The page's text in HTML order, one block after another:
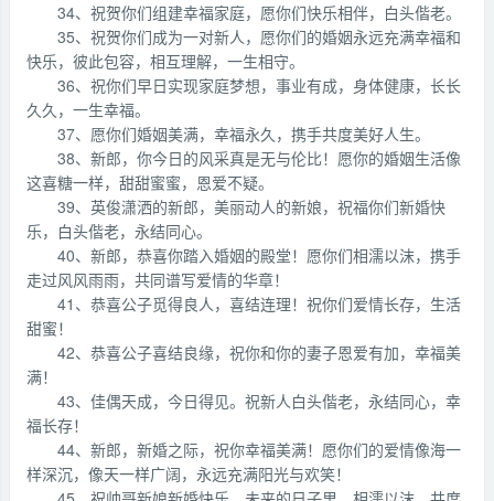
34、祝贺你们组建幸福家庭，愿你们快乐相伴，白头偕老。
35、祝贺你们成为一对新人，愿你们的婚姻永远充满幸福和
快乐，彼此包容，相互理解，一生相守。
36、祝你们早日实现家庭梦想，事业有成，身体健康，长长
久久，一生幸福。
37、愿你们婚姻美满，幸福永久，携手共度美好人生。
38、新郎，你今日的风采真是无与伦比！愿你的婚姻生活像
这喜糖一样，甜甜蜜蜜，恩爱不疑。
39、英俊潇洒的新郎，美丽动人的新娘，祝福你们新婚快
乐，白头偕老，永结同心。
40、新郎，恭喜你踏入婚姻的殿堂！愿你们相濡以沫，携手
走过风风雨雨，共同谱写爱情的华章！
41、恭喜公子觅得良人，喜结连理！祝你们爱情长存，生活
甜蜜！
42、恭喜公子喜结良缘，祝你和你的妻子恩爱有加，幸福美
满！
43、佳偶天成，今日得见。祝新人白头偕老，永结同心，幸
福长存！
44、新郎，新婚之际，祝你幸福美满！愿你们的爱情像海一
样深沉，像天一样广阔，永远充满阳光与欢笑！